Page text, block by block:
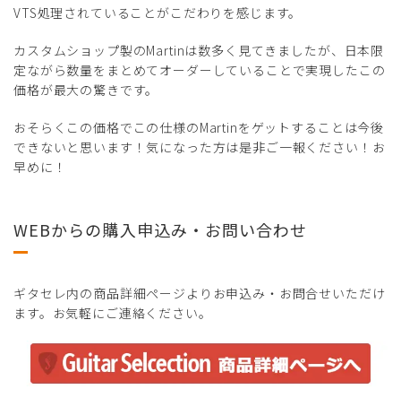
VTS処理されていることがこだわりを感じます。
カスタムショップ製のMartinは数多く見てきましたが、日本限
定ながら数量をまとめてオーダーしていることで実現したこの
価格が最大の驚きです。
おそらくこの価格でこの仕様のMartinをゲットすることは今後
できないと思います！気になった方は是非ご一報ください！お
早めに！
WEBからの購入申込み・お問い合わせ
ギタセレ内の商品詳細ページよりお申込み・お問合せいただけ
ます。お気軽にご連絡ください。